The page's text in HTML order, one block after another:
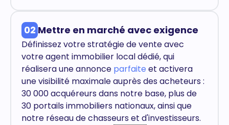
02 Mettre en marché avec exigence
Définissez votre stratégie de vente avec
votre agent immobilier local dédié, qui
réalisera une annonce parfaite et activera
une visibilité maximale auprès des acheteurs :
30 000 acquéreurs dans notre base, plus de
30 portails immobiliers nationaux, ainsi que
notre réseau de chasseurs et d'investisseurs.